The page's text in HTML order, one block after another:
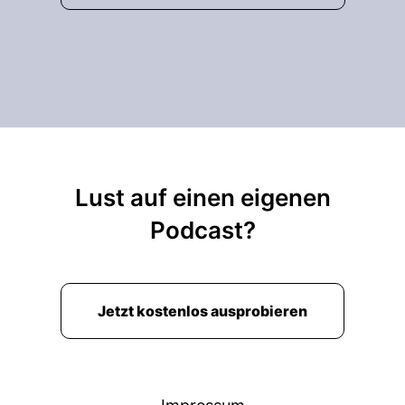
00:02:05: Norfolk King Pleite haben wir alle
00:02:18: schlimm steht es denn jetzt gerade
in Deutschland.
00:02:25: Ausbruchstimmung hat sicherlich
Lust auf einen eigenen
Podcast?
Jetzt kostenlos ausprobieren